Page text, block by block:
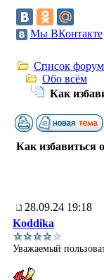
Мы ВКонтакте
Список
Обо всём
Как
Как избавиться
28.09.24 19:18
Koddika
Уважаемый